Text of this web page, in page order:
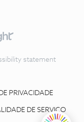
statement
PRIVACIDADE
DE SERVIÇO